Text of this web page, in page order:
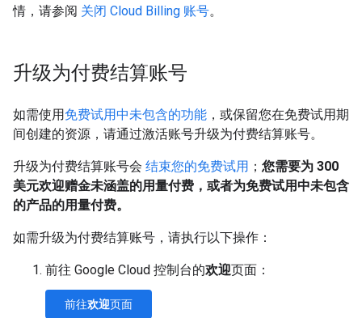
情，请参阅 关闭 Cloud Billing 账号。
升级为付费结算账号
如需使用免费试用中未包含的功能 ，或保留您在免费试用期
间创建的资源，请通过激活账号升级为付费结算账号。
升级为付费结算账号会 结束您的免费试用 ； 您需要为 300
美元欢迎赠金未涵盖的用量付费，或者为免费试用中未包含
的产品的用量付费。
如需升级为付费结算账号，请执行以下操作：
前往 Google Cloud 控制台的欢迎页面：
前往欢迎页面